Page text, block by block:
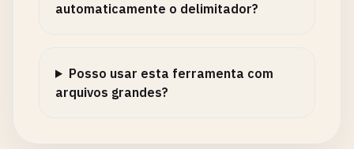
automaticamente o delimitador?
Posso usar esta ferramenta com
arquivos grandes?